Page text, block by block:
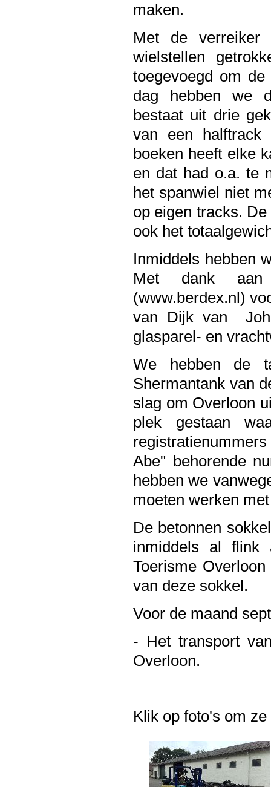
maken.
Met de
wielstellen
toegevoegd om
dag hebben we
bestaat uit drie
van een halftrack
boeken heeft elke
en dat had o.a. te
het spanwiel niet
op eigen tracks.
ook het
Inmiddels hebben
Met dank aan
(www.berdex.nl)
van Dijk van
glasparel- en
We hebben de
Shermantank van
slag om Overloon
plek gestaan
Abe" behorende
hebben we
moeten werken
De betonnen
inmiddels al flink
Toerisme
van deze sokkel.
Voor de maand
- Het transport
Overloon.
Klik op foto's om